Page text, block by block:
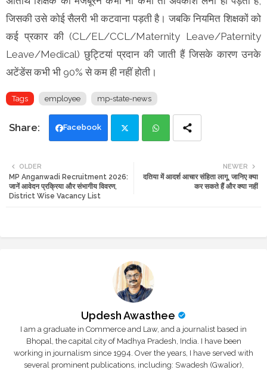
जिसकी उसे कोई सैलरी भी कटवाना पड़ती है। जबकि नियमित शिक्षकों को
कई प्रकार की (CL/EL/CCL/Maternity Leave/Paternity
Leave/Medical) छुट्टियां प्रदान की जाती हैं जिसके कारण उनके
अटेंडेंस कभी भी 90% से कम ही नहीं होती।
Tags employee mp-state-news
Facebook
tte ats
NEWER
दतिया में आदर्श आचार संहिता लागू, जानिए क्या
कर सकते हैं और क्या नहीं
OLDER
MP Anganwadi Recruitment 2026:
जानें आवेदन प्रक्रिया और संभागीय विवरण,
District Wise Vacancy List
Updesh Awasthee
I am a graduate in Commerce and Law, and a journalist based in
Bhopal, the capital city of Madhya Pradesh, India. I have been
working in journalism since 1994. Over the years, I have served with
several prominent publications, including: Swadesh (Gwalior),